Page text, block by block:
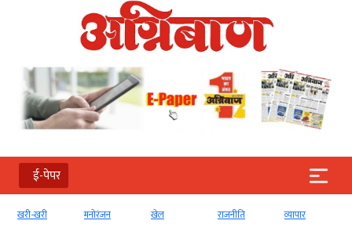
ई-पेपर
मनोरंजन खेल राजनीति व्‍यापार टेक्‍नोलॉजी